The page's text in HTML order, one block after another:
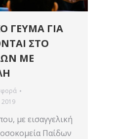
ΓΕΥΜΑ ΓΙΑ
ΣΤΟ
ΜΕ
2019
με εισαγγελική
Παίδων